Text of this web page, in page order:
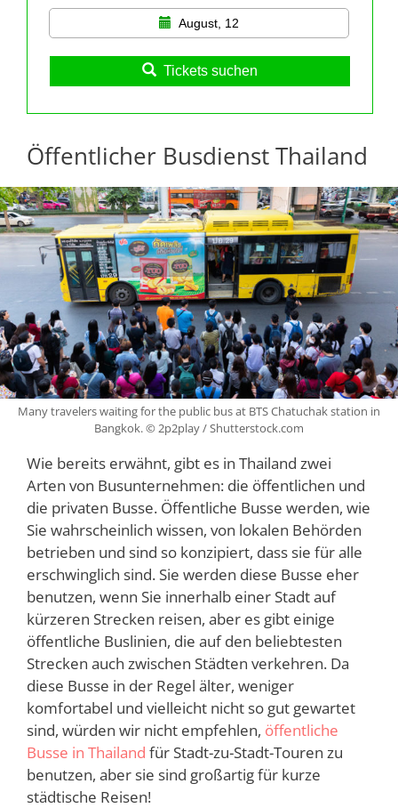
August, 12
Tickets suchen
Öffentlicher Busdienst Thailand
Many travelers waiting for the public bus at BTS Chatuchak station in
Bangkok. © 2p2play / Shutterstock.com
Wie bereits erwähnt, gibt es in Thailand zwei
Arten von Busunternehmen: die öffentlichen und
die privaten Busse. Öffentliche Busse werden, wie
Sie wahrscheinlich wissen, von lokalen Behörden
betrieben und sind so konzipiert, dass sie für alle
erschwinglich sind. Sie werden diese Busse eher
benutzen, wenn Sie innerhalb einer Stadt auf
kürzeren Strecken reisen, aber es gibt einige
öffentliche Buslinien, die auf den beliebtesten
Strecken auch zwischen Städten verkehren. Da
diese Busse in der Regel älter, weniger
komfortabel und vielleicht nicht so gut gewartet
sind, würden wir nicht empfehlen, öffentliche
Busse in Thailand für Stadt-zu-Stadt-Touren zu
benutzen, aber sie sind großartig für kurze
städtische Reisen!